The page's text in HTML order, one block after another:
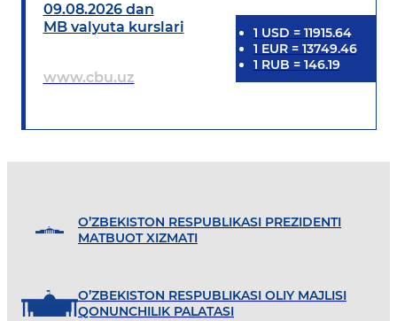
09.08.2026 dan
MB valyuta kurslari
www.cbu.uz
1 USD = 11915.64
1 EUR= 13749.46
1 RUB = 146.19
O’ZBEKISTON RESPUBLIKASI PREZIDENTI
MATBUOT XIZMATI
O’ZBEKISTON RESPUBLIKASI OLIY MAJLISI
QONUNCHILIK PALATASI